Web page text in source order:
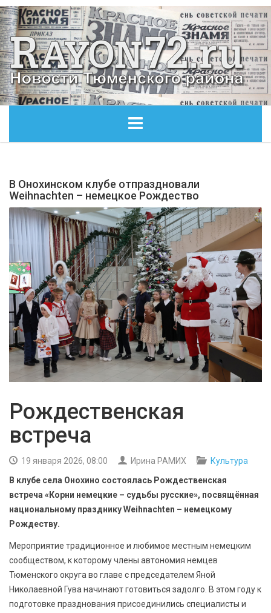
ОБЩЕСТВО
ЭКОНОМИКА
КУЛЬТУРА
БЕЗОПАСНОСТЬ
СПОРТ
АРХИВ PDF
В Онохинском клубе отпраздновали
Weihnachten – немецкое Рождество
Рождественская
встреча
19 января 2026, 08:00 Ирина РАМИХ
Культура
В клубе села Онохино состоялась Рождественская
встреча «Корни немецкие – судьбы русские», посвящённая
национальному празднику Weihnachten – немецкому
Рождеству.
Мероприятие традиционное и любимое местным немецким
сообществом, к которому члены автономия немцев
Тюменского округа во главе с председателем Яной
Николаевной Гува начинают готовиться задолго. В этом году к
подготовке празднования присоединились специалисты и